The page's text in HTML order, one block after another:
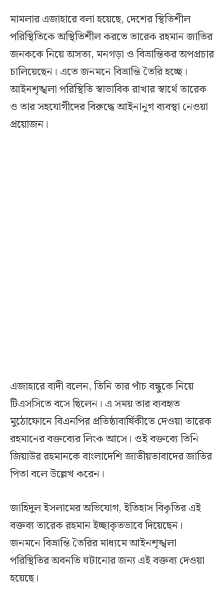
মামলার এজাহারে বলা হয়েছে, দেশের স্থিতিশীল
পরিস্থিতিকে অস্থিতিশীল করতে তারেক রহমান জাতির
জনককে নিয়ে অসত্য, মনগড়া ও বিভ্রান্তিকর অপপ্রচার
চালিয়েছেন। এতে জনমনে বিভ্রান্তি তৈরি হচ্ছে।
আইনশৃঙ্খলা পরিস্থিতি স্বাভাবিক রাখার স্বার্থে তারেক
ও তার সহযোগীদের বিরুদ্ধে আইনানুগ ব্যবস্থা নেওয়া
প্রয়োজন।
এজাহারে বাদী বলেন, তিনি তার পাঁচ বন্ধুকে নিয়ে
টিএসসিতে বসে ছিলেন। এ সময় তার ব্যবহৃত
মুঠোফোনে বিএনপির প্রতিষ্ঠাবার্ষিকীতে দেওয়া তারেক
রহমানের বক্তব্যের লিংক আসে। ওই বক্তব্যে তিনি
জিয়াউর রহমানকে বাংলাদেশি জাতীয়তাবাদের জাতির
পিতা বলে উল্লেখ করেন।
জাহিদুল ইসলামের অভিযোগ, ইতিহাস বিকৃতির এই
বক্তব্য তারেক রহমান ইচ্ছাকৃতভাবে দিয়েছেন।
জনমনে বিভ্রান্তি তৈরির মাধ্যমে আইনশৃঙ্খলা
পরিস্থিতির অবনতি ঘটানোর জন্য এই বক্তব্য দেওয়া
হয়েছে।